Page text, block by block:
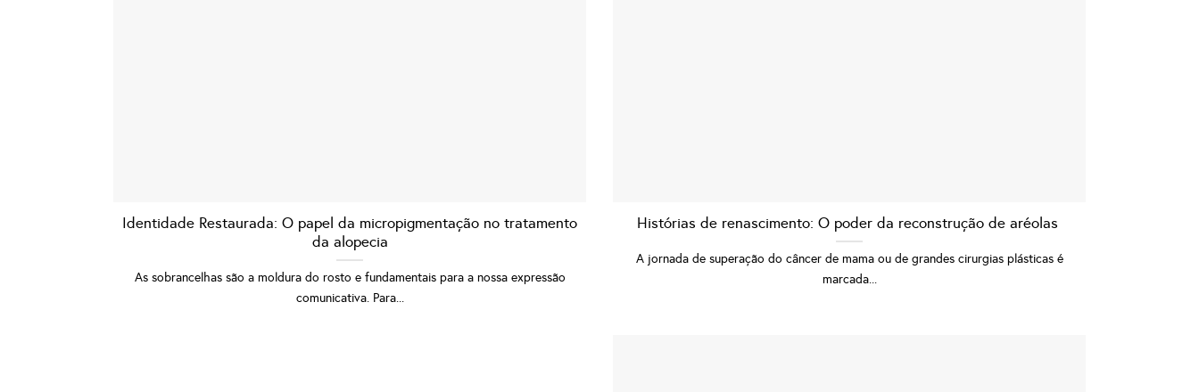
Identidade Restaurada: O papel da micropigmentação no tratamento
da alopecia
As sobrancelhas são a moldura do rosto e fundamentais para a nossa expressão
comunicativa. Para...
Histórias de renascimento: O poder da reconstrução de aréolas
A jornada de superação do câncer de mama ou de grandes cirurgias plásticas é
marcada...